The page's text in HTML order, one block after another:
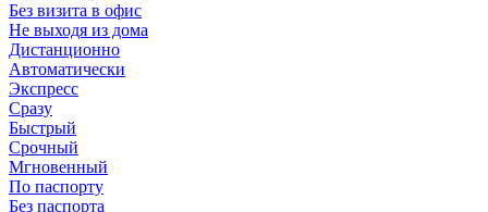
Без визита в офис
Не выходя из дома
Дистанционно
Автоматически
Экспресс
Сразу
Быстрый
Срочный
Мгновенный
По паспорту
Без паспорта